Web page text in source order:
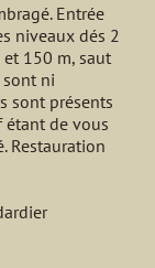
Entrée
niveaux dés 2
150 m, saut
sont ni
sont présents
étant de vous
Restauration